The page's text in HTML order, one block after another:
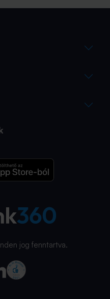
jog fenntartva.